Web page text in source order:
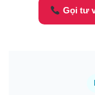
Gọi tư